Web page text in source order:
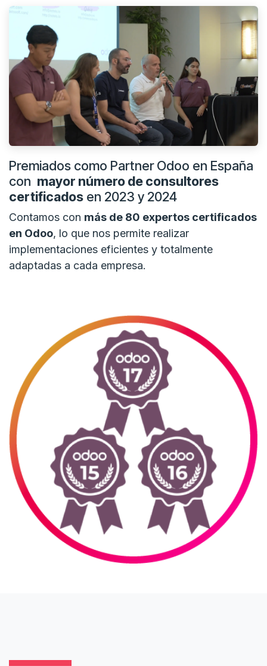
Premiados como Partner Odoo en España
con mayor número de consultores
certificados en 2023 y 2024
Contamos con más de 80 expertos certificados
en Odoo, lo que nos permite realizar
implementaciones eficientes y totalmente
adaptadas a cada empresa.